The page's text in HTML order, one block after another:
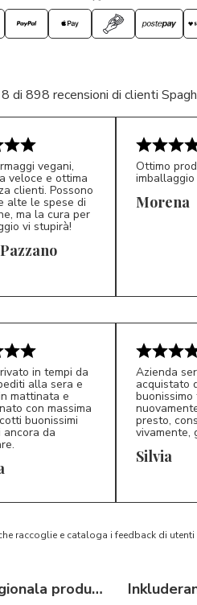
di 898 recensioni di clienti
5/5
vegani,
veloce e ottima
clienti. Possono
alte le spese di
ma la cura per
vi stupirà!
Ottimo
Morena
in tempi da
alla sera e
mattinata e
con massima
buonissimi
ancora da
S*
Azienda
acquistato
buonissimo
presto,
vivamente,
Silvia
raccoglie e cataloga i feedback di
Typiska italienska regionala produkter